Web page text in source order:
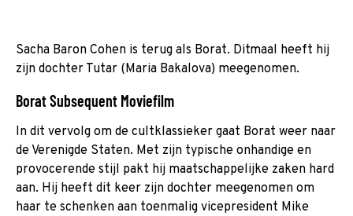
Sacha Baron Cohen is terug als Borat. Ditmaal heeft hij
zijn dochter Tutar (Maria Bakalova) meegenomen.
Borat Subsequent Moviefilm
In dit vervolg om de cultklassieker gaat Borat weer naar
de Verenigde Staten. Met zijn typische onhandige en
provocerende stijl pakt hij maatschappelijke zaken hard
aan. Hij heeft dit keer zijn dochter meegenomen om
haar te schenken aan toenmalig vicepresident Mike